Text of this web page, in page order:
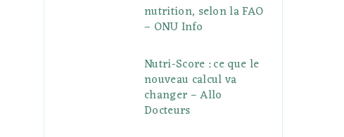
nutrition, selon la FAO
– ONU Info
Nutri-Score : ce que le
nouveau calcul va
changer – Allo
Docteurs